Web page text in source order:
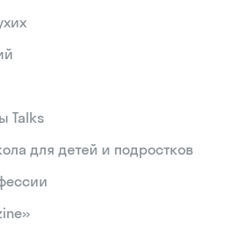
Talks
для детей и подростков